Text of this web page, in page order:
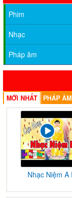
Phim
Nhạc
Pháp âm
MỚI NHẤT PHÁP ÂM
Nhạc Niệm A